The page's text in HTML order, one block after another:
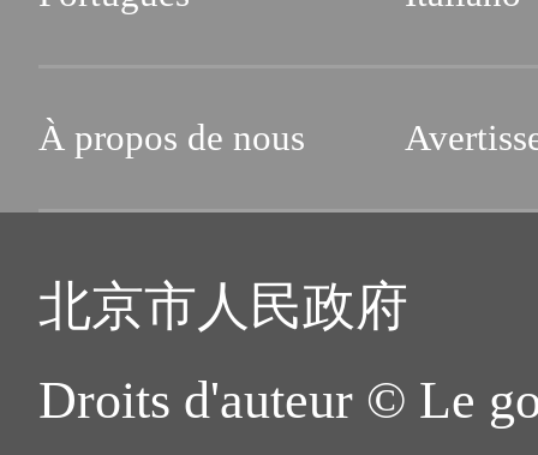
À propos de nous
北京市人民政府
Droits d'auteur © Le